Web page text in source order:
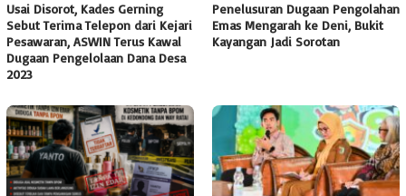
Usai Disorot, Kades Gerning
Sebut Terima Telepon dari Kejari
Pesawaran, ASWIN Terus Kawal
Dugaan Pengelolaan Dana Desa
2023
Penelusuran Dugaan Pengolahan
Emas Mengarah ke Deni, Bukit
Kayangan Jadi Sorotan